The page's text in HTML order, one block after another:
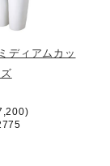
ディアムカッ